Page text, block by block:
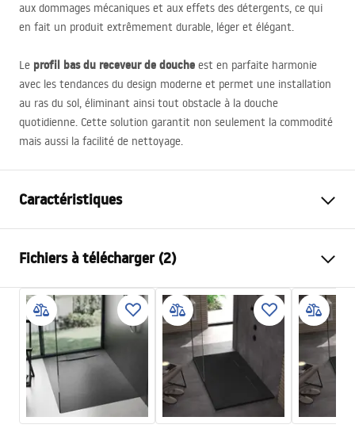
aux dommages mécaniques et aux effets des détergents, ce qui
en fait un produit extrêmement durable, léger et élégant.
Le profil bas du receveur de douche est en parfaite harmonie
avec les tendances du design moderne et permet une installation
au ras du sol, éliminant ainsi tout obstacle à la douche
quotidienne. Cette solution garantit non seulement la commodité
mais aussi la facilité de nettoyage.
Caractéristiques
Matériel
Longueur
1200mm
Largeur
900 mm
Hauteur
25mm
Méthode de montage
Sur le plancher, À encastrer
Diamètre d’évacuation
90
mm
Recoupable
Oui
Fichiers à télécharger (2)
instructions d'installation
manual - FR.pdf
Instructions de montage
Shower tray.pdf